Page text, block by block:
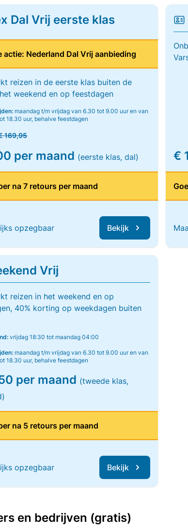
Dal Vrij eerste klas
actie: Nederland Dal Vrij aanbieding
reizen in de eerste klas buiten de
weekend en op feestdagen
maandag t/m vrijdag van 6.30 tot 9.00 uur en van
18.30 uur, behalve feestdagen
169,95
per maand (eerste klas, dal)
na 7 retours per maand
opzegbaar Bekijk
€
Vrij
reizen in het weekend en op
40% korting op weekdagen buiten
vrijdag 18:30 tot maandag 04:00
maandag t/m vrijdag van 6.30 tot 9.00 uur en van
18.30 uur, behalve feestdagen
per maand (tweede klas,
na 5 retours per maand
opzegbaar Bekijk
en bedrijven (gratis)